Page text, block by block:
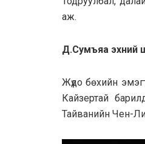
аж.
Д.Сумъяа эхний
Жүдо бөхийн
Кайзертай
Тайванийн Чен-